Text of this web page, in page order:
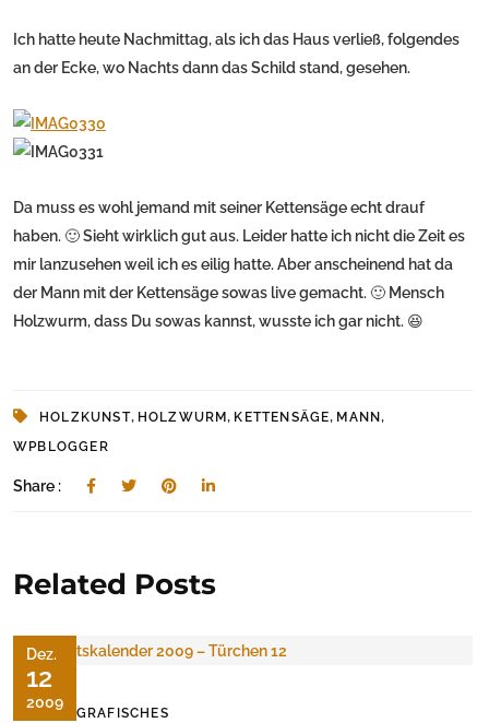
Ich hatte heute Nachmittag, als ich das Haus verließ, folgendes
an der Ecke, wo Nachts dann das Schild stand, gesehen.
Da muss es wohl jemand mit seiner Kettensäge echt drauf
haben. 🙂 Sieht wirklich gut aus. Leider hatte ich nicht die Zeit es
mir lanzusehen weil ich es eilig hatte. Aber anscheinend hat da
der Mann mit der Kettensäge sowas live gemacht. 🙂 Mensch
Holzwurm, dass Du sowas kannst, wusste ich gar nicht. 😆
HOLZKUNST, HOLZWURM, KETTENSÄGE, MANN,
WPBLOGGER
Share :
Related Posts
Dez.
12
2009
FOTOGRAFISCHES